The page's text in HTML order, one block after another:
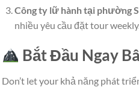
Công ty lữ hành tại phường
nhiều yêu cầu đặt tour
Bắt Đầu Ngay
Don’t let your khả năng phát